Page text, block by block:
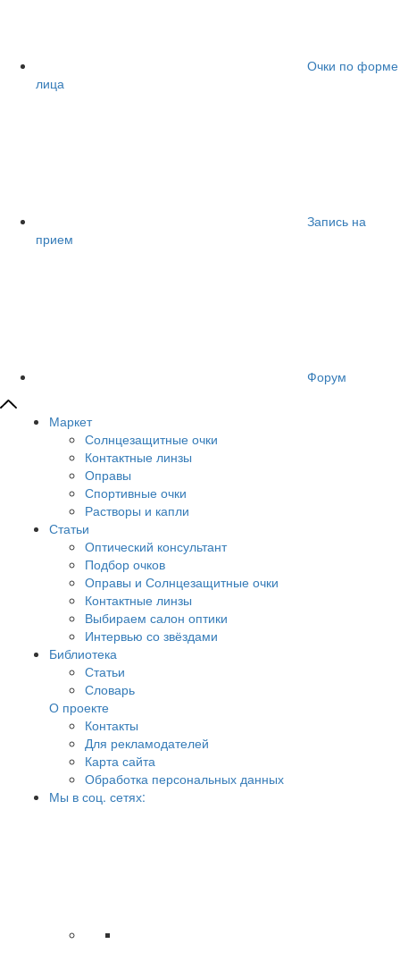
Очки по форме
лица
Запись на
прием
Форум
Маркет
Солнцезащитные очки
Контактные линзы
Оправы
Спортивные очки
Растворы и капли
Статьи
Оптический консультант
Подбор очков
Оправы и Солнцезащитные очки
Контактные линзы
Выбираем салон оптики
Интервью со звёздами
Библиотека
Статьи
Словарь
О проекте
Контакты
Для рекламодателей
Карта сайта
Обработка персональных данных
Мы в соц. сетях: